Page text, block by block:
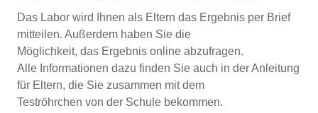
Das Labor wird Ihnen als Eltern das Ergebnis per Brief
mitteilen. Außerdem haben Sie die
Möglichkeit, das Ergebnis online abzufragen.
Alle Informationen dazu finden Sie auch in der Anleitung
für Eltern, die Sie zusammen mit dem
Teströhrchen von der Schule bekommen.